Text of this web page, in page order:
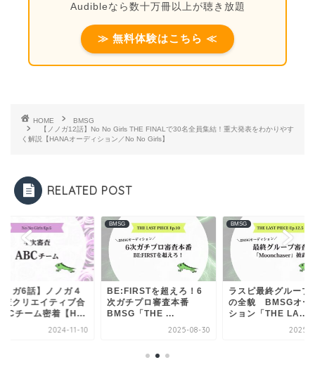
Audibleなら数十万冊以上が聴き放題
≫ 無料体験はこちら ≪
HOME
BMSG
【ノノガ12話】No No Girls THE FINALで30名全員集結！重大発表をわかりやす
く解説【HANAオーディション／No No Girls】
RELATED POST
ノガ6話】ノノガ４
査クリエイティブ合
チーム密着【H...
2024-11-10
BMSG
BE:FIRSTを超えろ！6
次ガチプロ審査本番
BMSG「THE ...
2025-08-30
BMSG
ラスピ最終グループ
の全貌 BMSGオー
ション「THE LA...
2025-